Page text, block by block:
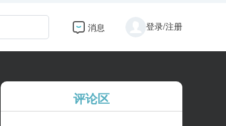
消息 登录/注册
评论区